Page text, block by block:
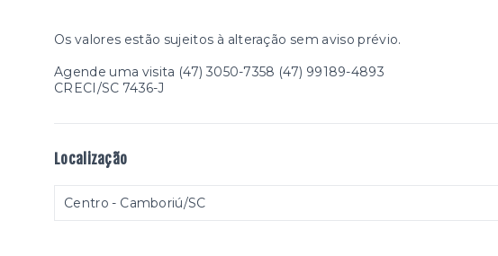
Os valores estão sujeitos à alteração sem aviso prévio.
Agende uma visita (47) 3050-7358 (47) 99189-4893
CRECI/SC 7436-J
Localização
Centro - Camboriú/SC